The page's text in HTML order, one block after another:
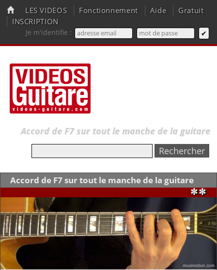
LES VIDEOS Fonctionnement Aide
Gratuit
INSCRIPTION
Je m'identifie :
Accord de F7 sur tout le manche de la guitare
Accord de F7 sur tout le manche de la guitare
✼✼